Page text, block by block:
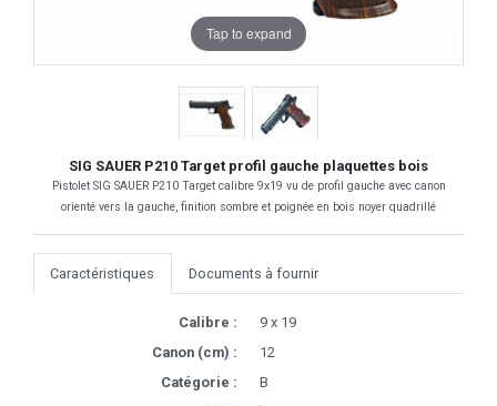
Tap to expand
SIG SAUER P210 Target profil gauche plaquettes bois
Pistolet SIG SAUER P210 Target calibre 9x19 vu de profil gauche avec canon
orienté vers la gauche, finition sombre et poignée en bois noyer quadrillé
Caractéristiques Documents à fournir
Calibre :
9 x 19
Canon (cm) :
12
Catégorie :
B